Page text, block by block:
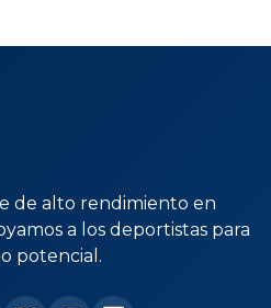
de alto rendimiento en
a los deportistas para
potencial.